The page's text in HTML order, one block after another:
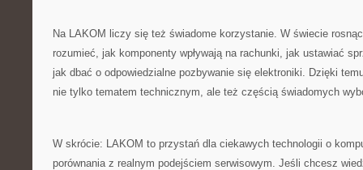
Na LAKOM liczy się też świadome korzystanie. W świecie
rozumieć, jak komponenty wpływają na rachunki, jak ustawiać
jak dbać o odpowiedzialne pozbywanie się elektroniki. Dzięki
nie tylko tematem technicznym, ale też częścią świadomych
W skrócie: LAKOM to przystań dla ciekawych technologii o
porównania z realnym podejściem serwisowym. Jeśli chcesz